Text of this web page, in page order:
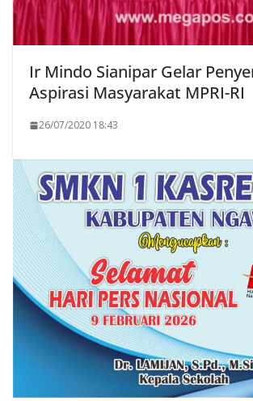
Ir Mindo Sianipar Gelar
Aspirasi Masyarakat MPRI-RI
26/07/2020 18:43